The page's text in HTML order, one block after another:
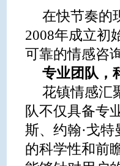
在快节奏的
2008年成立初
可靠的情感咨
专业团队，
花镇情感汇
队不仅具备专
斯、约翰·戈
的科学性和前